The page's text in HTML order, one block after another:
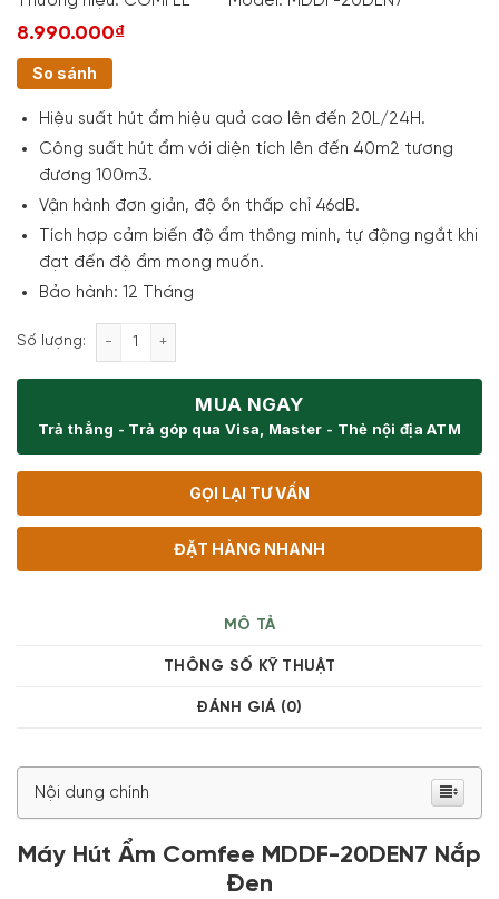
8.990.000₫
So sánh
Hiệu suất hút ẩm hiệu quả cao lên đến 20L/24H.
Công suất hút ẩm với diện tích lên đến 40m2 tương
đương 100m3.
Vận hành đơn giản, độ ồn thấp chỉ 46dB.
Tích hợp cảm biến độ ẩm thông minh, tự động ngắt khi
đạt đến độ ẩm mong muốn.
Bảo hành: 12 Tháng
Số lượng: Máy Hút Ẩm Comfee MDDF-20DEN7 Nắp Đen số
MUA NGAY
Trả thẳng - Trả góp qua Visa, Master - Thẻ nội địa ATM
GỌI LẠI TƯ VẤN
ĐẶT HÀNG NHANH
MÔ TẢ
THÔNG SỐ KỸ THUẬT
ĐÁNH GIÁ (0)
Nội dung chính
Máy Hút Ẩm Comfee MDDF-20DEN7 Nắp
Đen